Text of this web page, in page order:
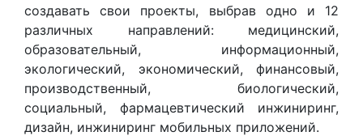
создавать свои проекты, выбрав одно и 12
различных направлений: медицинский,
образовательный, информационный,
экологический, экономический, финансовый,
производственный, биологический,
социальный, фармацевтический инжиниринг,
дизайн, инжиниринг мобильных приложений.